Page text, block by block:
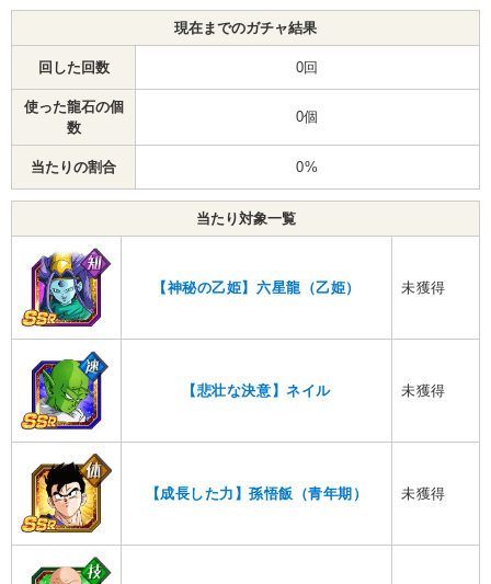
現在までのガチャ結果
回した回数 0回
使った龍石の個
数
0個
当たりの割合 0%
当たり対象一覧
【神秘の乙姫】六星龍（乙姫） 未獲得
【悲壮な決意】ネイル 未獲得
【成長した力】孫悟飯（青年期） 未獲得